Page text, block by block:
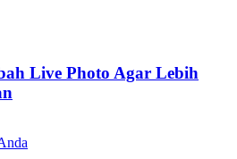
Live Photo Agar Lebih